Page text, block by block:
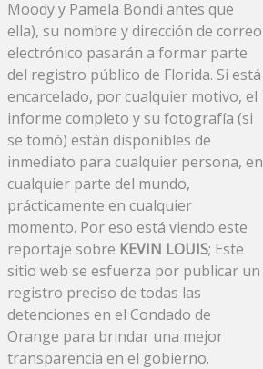
Moody y Pamela Bondi antes que
ella), su nombre y dirección de correo
electrónico pasarán a formar parte
del registro público de Florida. Si está
encarcelado, por cualquier motivo, el
informe completo y su fotografía (si
se tomó) están disponibles de
inmediato para cualquier persona, en
cualquier parte del mundo,
prácticamente en cualquier
momento. Por eso está viendo este
reportaje sobre KEVIN LOUIS; Este
sitio web se esfuerza por publicar un
registro preciso de todas las
detenciones en el Condado de
Orange para brindar una mejor
transparencia en el gobierno.